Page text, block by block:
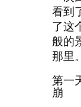
看到
了这
般的
那里。
第一
崩